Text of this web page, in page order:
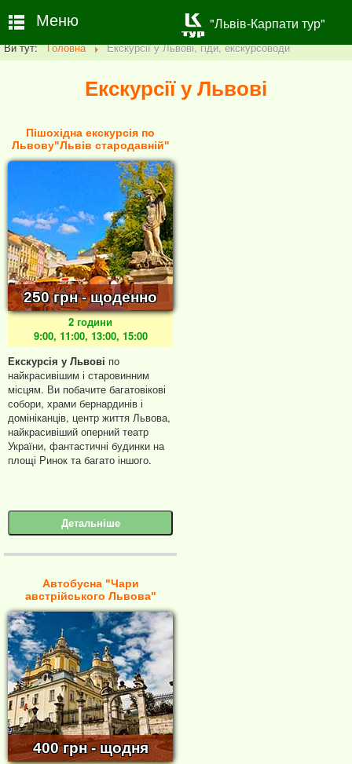
Ви тут: Головна Екскурсії у Львові, гіди, екскурсоводи
Екскурсії у Львові
Пішохідна екскурсія по
Львову"Львів стародавній"
250 грн - щоденно
2 години
9:00, 11:00, 13:00, 15:00
Екскурсія у Львові по
найкрасивішим і старовинним
місцям. Ви побачите багатовікові
собори, храми бернардинів і
домініканців, центр життя Львова,
найкрасивіший оперний театр
України, фантастичні будинки на
площі Ринок та багато іншого.
Детальніше
Автобусна "Чари
австрійського Львова"
400 грн - щодня
Меню "Львів-Карпати тур"